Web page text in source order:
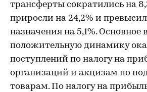
трансферты сократились на
приросли на 24,2% и
назначения на 5,1%. Основное
положительную динамику
поступлений по налогу на
организаций и акцизам по
товарам. По налогу на